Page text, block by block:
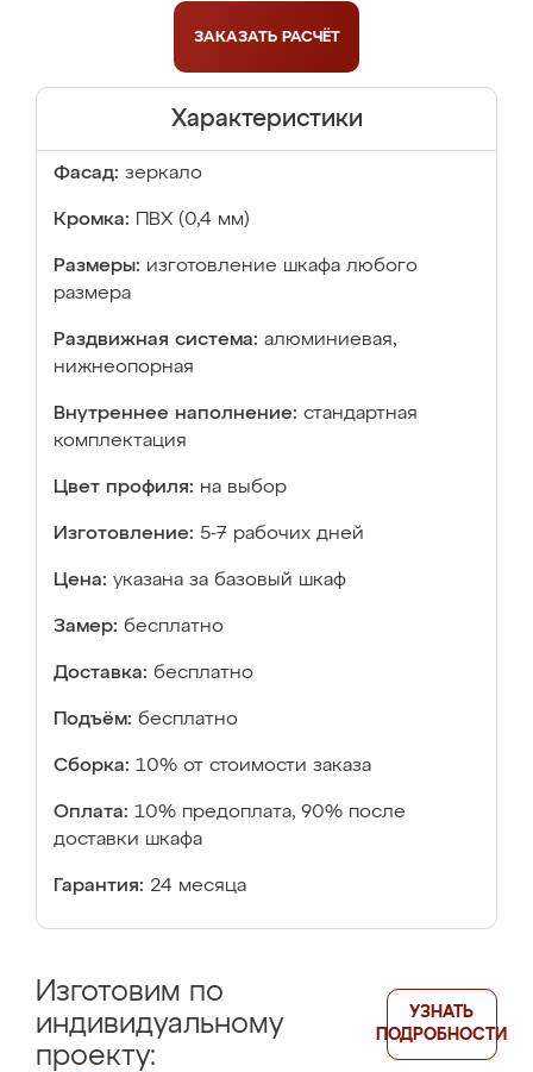
ЗАКАЗАТЬ РАСЧЁТ
Характеристики
Фасад: зеркало
Кромка: ПВХ (0,4 мм)
Размеры: изготовление шкафа любого
размера
Раздвижная система: алюминиевая,
нижнеопорная
Внутреннее наполнение: стандартная
комплектация
Цвет профиля: на выбор
Изготовление: 5-7 рабочих дней
Цена: указана за базовый шкаф
Замер: бесплатно
Доставка: бесплатно
Подъём: бесплатно
Сборка: 10% от стоимости заказа
Оплата: 10% предоплата, 90% после
доставки шкафа
Гарантия: 24 месяца
Изготовим по
индивидуальному
проекту:
УЗНАТЬ
ПОДРОБНОСТИ